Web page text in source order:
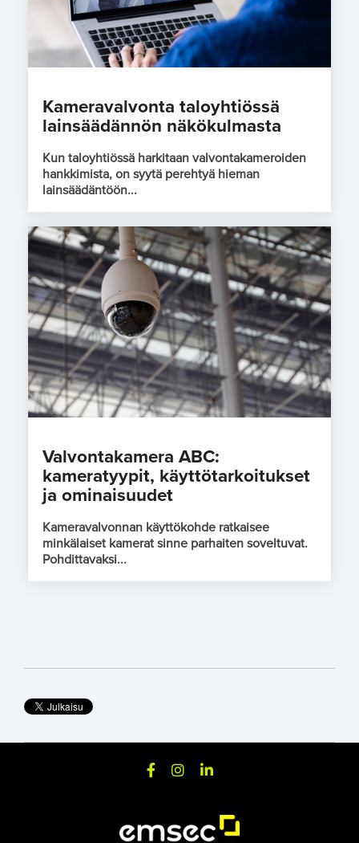
Kameravalvonta taloyhtiössä
lainsäädännön näkökulmasta
Kun taloyhtiössä harkitaan valvontakameroiden
hankkimista, on syytä perehtyä hieman
lainsäädäntöön...
Valvontakamera ABC:
kameratyypit, käyttötarkoitukset
ja ominaisuudet
Kameravalvonnan käyttökohde ratkaisee
minkälaiset kamerat sinne parhaiten soveltuvat.
Pohdittavaksi...